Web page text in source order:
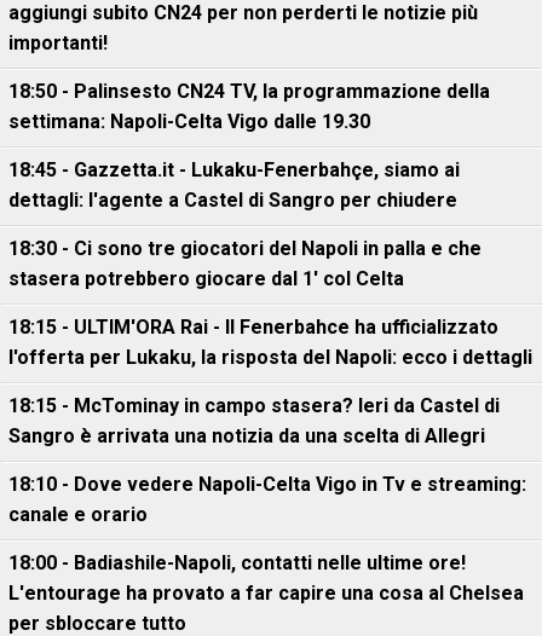
aggiungi subito CN24 per non perderti le notizie più
importanti!
18:50 - Palinsesto CN24 TV, la programmazione della
settimana: Napoli-Celta Vigo dalle 19.30
18:45 - Gazzetta.it - Lukaku-Fenerbahçe, siamo ai
dettagli: l'agente a Castel di Sangro per chiudere
18:30 - Ci sono tre giocatori del Napoli in palla e che
stasera potrebbero giocare dal 1' col Celta
18:15 - ULTIM'ORA Rai - Il Fenerbahce ha ufficializzato
l'offerta per Lukaku, la risposta del Napoli: ecco i dettagli
18:15 - McTominay in campo stasera? Ieri da Castel di
Sangro è arrivata una notizia da una scelta di Allegri
18:10 - Dove vedere Napoli-Celta Vigo in Tv e streaming:
canale e orario
18:00 - Badiashile-Napoli, contatti nelle ultime ore!
L'entourage ha provato a far capire una cosa al Chelsea
per sbloccare tutto